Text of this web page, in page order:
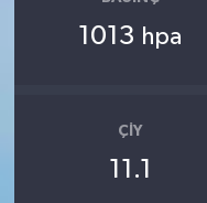
1013 hpa
ÇIY
11.1